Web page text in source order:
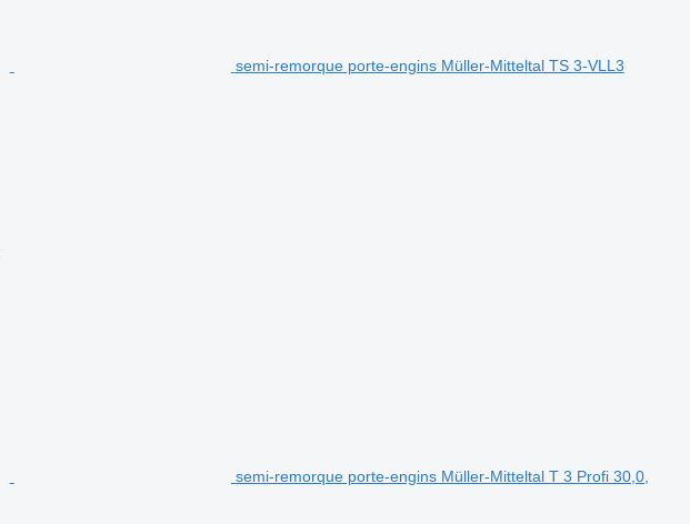
semi-remorque porte-engins Müller-Mitteltal TS 3-VLL3
semi-remorque porte-engins Müller-Mitteltal T 3 Profi 30,0,